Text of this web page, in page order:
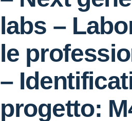
labs –
le
–
progetto: